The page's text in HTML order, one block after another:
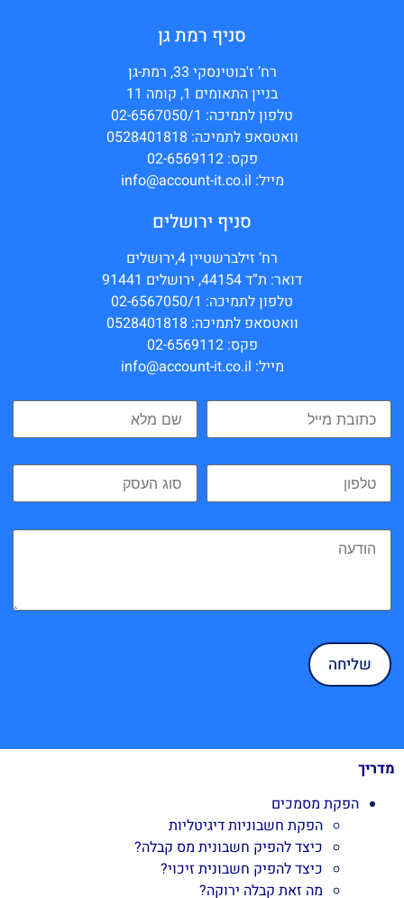
סניף רמת גן
רח’ ז'בוטינסקי 33, רמת-גן
בניין התאומים 1, קומה 11
טלפון לתמיכה: 02-6567050/1
וואטסאפ לתמיכה: 0528401818
פקס: 02-6569112
מייל: info@account-it.co.il
סניף ירושלים
רח’ זילברשטיין 4,ירושלים
דואר: ת”ד 44154, ירושלים 91441
טלפון לתמיכה: 02-6567050/1
וואטסאפ לתמיכה: 0528401818
פקס: 02-6569112
מייל: info@account-it.co.il
מדריך
הפקת מסמכים
הפקת חשבוניות דיגיטליות
כיצד להפיק חשבונית מס קבלה?
כיצד להפיק חשבונית זיכוי?
מה זאת קבלה ירוקה?